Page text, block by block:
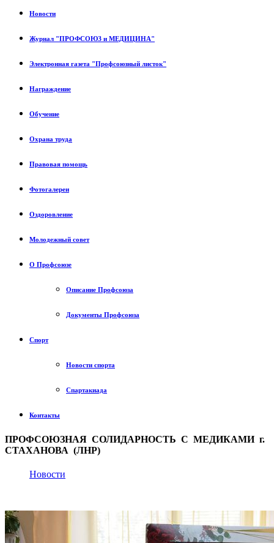
Новости
Журнал "ПРОФСОЮЗ и МЕДИЦИНА"
Электронная газета "Профсоюзный листок"
Награждение
Обучение
Охрана труда
Правовая помощь
Фотогалереи
Оздоровление
Молодежный совет
О Профсоюзе
Описание Профсоюза
Документы Профсоюза
Спорт
Новости спорта
Спартакиада
Контакты
ПРОФСОЮЗНАЯ СОЛИДАРНОСТЬ С МЕДИКАМИ г.
СТАХАНОВА (ЛНР)
Новости